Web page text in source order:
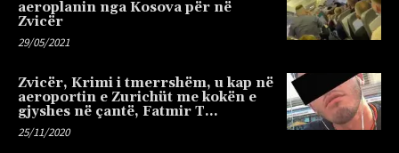
aeroplanin nga Kosova për në
Zvicër
29/05/2021
Zvicër, Krimi i tmerrshëm, u kap në
aeroportin e Zurichüt me kokën e
gjyshes në çantë, Fatmir T…
25/11/2020